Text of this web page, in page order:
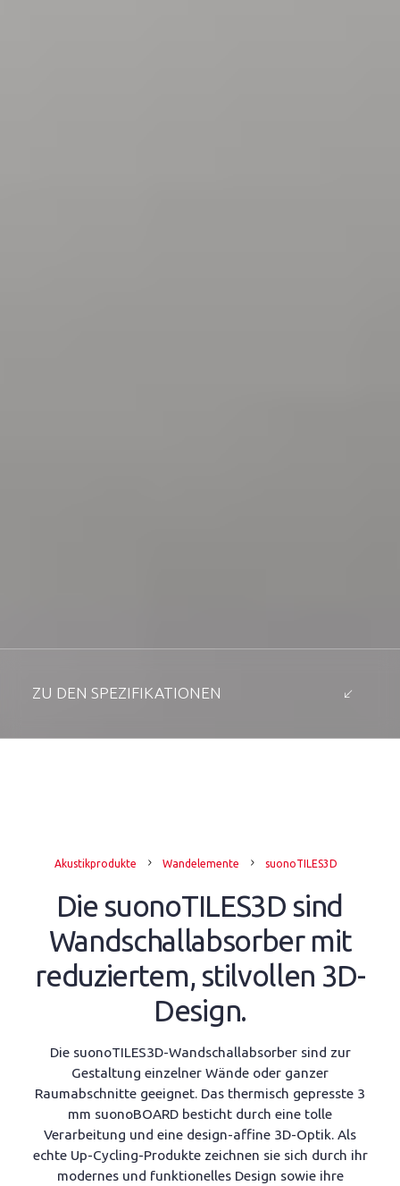
ZU DEN SPEZIFIKATIONEN
Akustikprodukte Wandelemente suonoTILES3D
Die suonoTILES3D sind
Wandschallabsorber mit
reduziertem, stilvollen 3D-
Design.
Die suonoTILES3D-Wandschallabsorber sind zur
Gestaltung einzelner Wände oder ganzer
Raumabschnitte geeignet. Das thermisch gepresste 3
mm suonoBOARD besticht durch eine tolle
Verarbeitung und eine design-affine 3D-Optik. Als
echte Up-Cycling-Produkte zeichnen sie sich durch ihr
modernes und funktionelles Design sowie ihre